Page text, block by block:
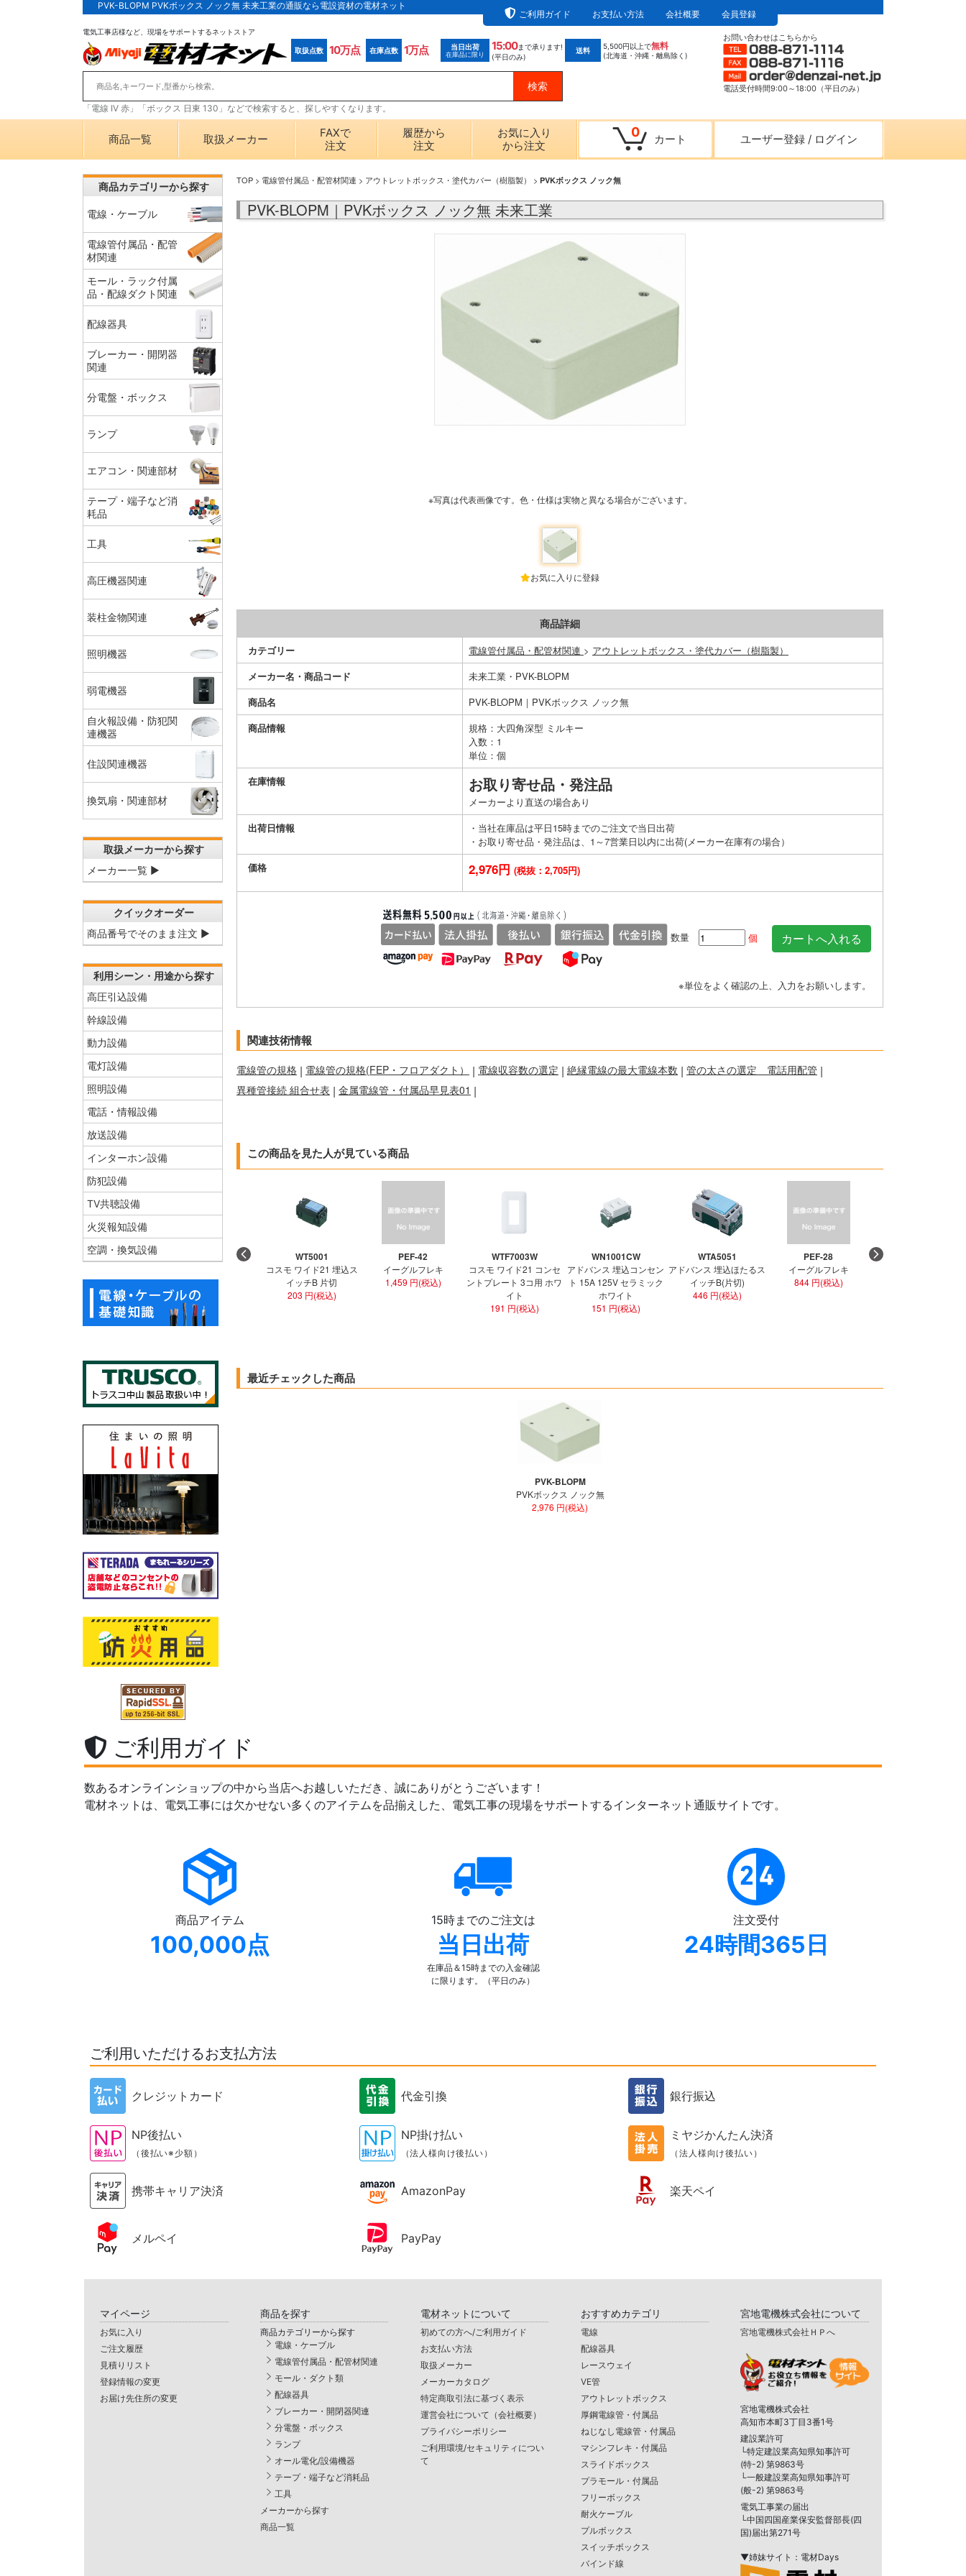
PVK-BLOPM PVKボックス ノック無 未来工業の通販なら電設資材の電材ネット
ご利用ガイド
お支払い方法 会社概要 会員登録
電気工事店様など、現場をサポートするネットストア
取扱点数 10万点 在庫点数 1万点 当日出荷
在庫品に限り
15:00まで承ります!
(平日のみ)
送料 5,500円以上で無料
(北海道・沖縄・離島除く)
「電線 IV 赤」「ボックス 日東 130」などで検索すると、探しやすくなります。
お問い合わせはこちらから
電話受付時間9:00～18:00（平日のみ）
商品一覧 取扱メーカー
FAXで
注文
履歴から
注文
お気に入り
から注文
0 カート ユーザー登録 / ログイン
TOP > 電線管付属品・配管材関連 > アウトレットボックス・塗代カバー（樹脂製） > PVKボックス ノック無
PVK-BLOPM｜PVKボックス ノック無 未来工業
※写真は代表画像です。色・仕様は実物と異なる場合がございます。
お気に入りに登録
商品詳細
カテゴリー 電線管付属品・配管材関連 > アウトレットボックス・塗代カバー（樹脂製）
メーカー名・商品コード
未来工業・PVK-BLOPM
商品名
PVK-BLOPM｜PVKボックス ノック無
商品情報
規格：大四角深型 ミルキー
入数：1
単位：個
在庫情報
お取り寄せ品・発注品
メーカーより直送の場合あり
出荷日情報
・当社在庫品は平日15時までのご注文で当日出荷
・お取り寄せ品・発注品は、1～7営業日以内に出荷(メーカー在庫有の場合）
価格
2,976円 (税抜：2,705円)
数量 個
※単位をよく確認の上、入力をお願いします。
関連技術情報
電線管の規格 | 電線管の規格(FEP・フロアダクト） | 電線収容数の選定 | 絶縁電線の最大電線本数 | 管の太さの選定 電話用配管 |
異種管接続 組合せ表 | 金属電線管・付属品早見表01 |
この商品を見た人が見ている商品
WT5001
コスモ ワイド21 埋込ス
イッチB 片切
203 円(税込)
PEF-42
イーグルフレキ
1,459 円(税込)
WTF7003W
コスモ ワイド21 コンセ
ントプレート 3コ用 ホワ
イト
191 円(税込)
WN1001CW
アドバンス 埋込コンセン
ト 15A 125V セラミック
ホワイト
151 円(税込)
WTA5051
アドバンス 埋込ほたるス
イッチB(片切)
446 円(税込)
PEF-28
イーグルフレキ
844 円(税込)
最近チェックした商品
PVK-BLOPM
PVKボックス ノック無
2,976 円(税込)
商品カテゴリーから探す
電線・ケーブル
電線管付属品・配管
材関連
モール・ラック付属
品・配線ダクト関連
配線器具
ブレーカー・開閉器
関連
分電盤・ボックス
ランプ
エアコン・関連部材
テープ・端子など消
耗品
工具
高圧機器関連
装柱金物関連
照明機器
弱電機器
自火報設備・防犯関
連機器
住設関連機器
換気扇・関連部材
取扱メーカーから探す
メーカー一覧 ▶
クイックオーダー
商品番号でそのまま注文 ▶
利用シーン・用途から探す
高圧引込設備
幹線設備
動力設備
電灯設備
照明設備
電話・情報設備
放送設備
インターホン設備
防犯設備
TV共聴設備
火災報知設備
空調・換気設備
ご利用ガイド
数あるオンラインショップの中から当店へお越しいただき、誠にありがとうございます！
電材ネットは、電気工事には欠かせない多くのアイテムを品揃えした、電気工事の現場をサポートするインターネット通販サイトです。
商品アイテム
100,000点
15時までのご注文は
当日出荷
在庫品＆15時までの入金確認
に限ります。（平日のみ）
注文受付
24時間365日
ご利用いただけるお支払方法
クレジットカード 代金引換 銀行振込
NP後払い
（後払い※少額）
NP掛け払い
（法人様向け後払い）
ミヤジかんたん決済
（法人様向け後払い）
携帯キャリア決済 AmazonPay 楽天ペイ
メルペイ PayPay
マイページ
お気に入り
ご注文履歴
見積りリスト
登録情報の変更
お届け先住所の変更
商品を探す
商品カテゴリーから探す
電線・ケーブル
電線管付属品・配管材関連
モール・ダクト類
配線器具
ブレーカー・開閉器関連
分電盤・ボックス
ランプ
オール電化/設備機器
テープ・端子など消耗品
工具
メーカーから探す
商品一覧
電材ネットについて
初めての方へ/ご利用ガイド
お支払い方法
取扱メーカー
メーカーカタログ
特定商取引法に基づく表示
運営会社について（会社概要）
プライバシーポリシー
ご利用環境/セキュリティについ
て
おすすめカテゴリ
電線
配線器具
レースウェイ
VE管
アウトレットボックス
厚鋼電線管・付属品
ねじなし電線管・付属品
マシンフレキ・付属品
スライドボックス
プラモール・付属品
フリーボックス
耐火ケーブル
プルボックス
スイッチボックス
バインド線
宮地電機株式会社について
宮地電機株式会社ＨＰへ
宮地電機株式会社
高知市本町3丁目3番1号
建設業許可
└特定建設業高知県知事許可
(特-2) 第9863号
└一般建設業高知県知事許可
(般-2) 第9863号
電気工事業の届出
└中国四国産業保安監督部長(四
国)届出第271号
▼姉妹サイト：電材Days